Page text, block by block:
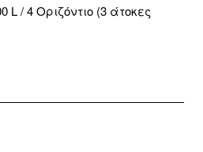
L / 4 Οριζόντιο (3 άτοκες